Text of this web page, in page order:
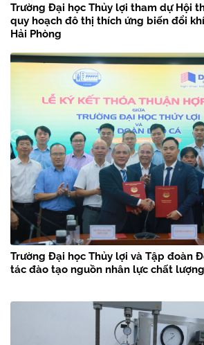
Trường Đại học Thủy lợi tham dự Hội
quy hoạch đô thị thích ứng biến đổi
Hải Phòng
Trường Đại học Thủy lợi và Tập đoàn
tác đào tạo nguồn nhân lực chất